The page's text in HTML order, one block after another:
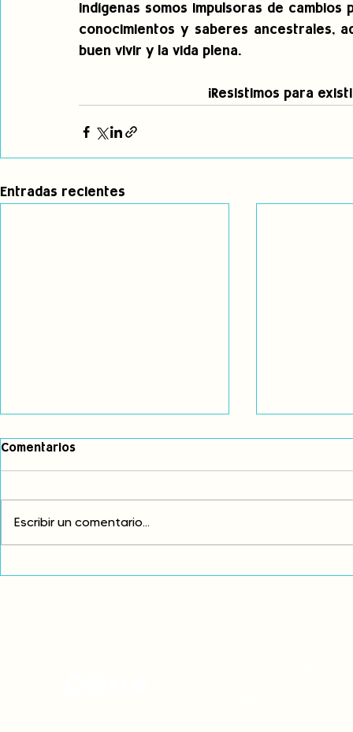
indígenas somos impulsoras de
conocimientos y saberes ancestrales,
buen vivir y la vida plena.
¡Resistimos para
Entradas recientes
Comentarios
Escribir un comentario...